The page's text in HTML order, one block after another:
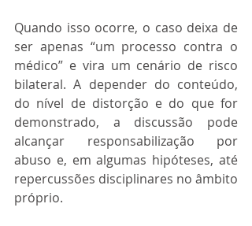
Quando isso ocorre, o caso deixa de
ser apenas “um processo contra o
médico” e vira um cenário de risco
bilateral. A depender do conteúdo,
do nível de distorção e do que for
demonstrado, a discussão pode
alcançar responsabilização por
abuso e, em algumas hipóteses, até
repercussões disciplinares no âmbito
próprio.